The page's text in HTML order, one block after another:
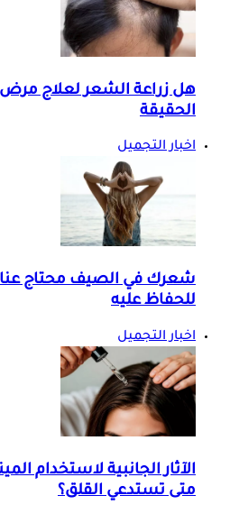
هل زراعة الشعر لعلاج مرض
الحقيقة
اخبار التجميل
شعرك في الصيف محتاج
للحفاظ عليه
اخبار التجميل
الآثار الجانبية لاستخدام
متى تستدعي القلق؟